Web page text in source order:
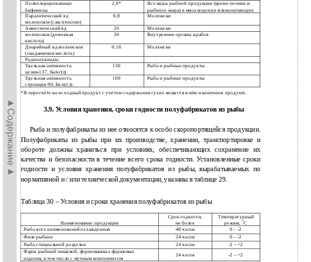
►Содержание►
Полихлорированные
2,0*
Все виды рыбной продукции (кроме печени и
бифенилы
рыбного жира) и мяса морских млекопитающих
Паралитический яд 0,8
Моллюски
моллюсков (сакситоксин)
Амнестический яд
20
Моллюски
моллюсков (домоевая
30
Внутренние органы крабов
кислота)
Диарейный яд моллюсков
0,16
Моллюски
(окадаиковая кислота)
Радионуклиды:
Удельная активность 130
Рыба и рыбные продукты
цезия-137, Бк/кг(л)
Удельная активность 100
Рыба и рыбные продукты
стронция-90, Бк/кг(л)
*В пересчёте на исходный продукт с учётом содержания сухих веществ в нём и конечном продукте.
3.9. Условия хранения, сроки годности полуфабрикатов из рыбы
Рыба и полуфабрикаты из нее относятся к особо скоропортящейся продукции.
Полуфабрикаты из рыбы при их производстве, хранении, транспортировке и
обороте должны храниться при условиях, обеспечивающих сохранение их
качества и безопасности в течение всего срока годности. Установленные сроки
годности и условия хранения полуфабрикатов из рыбы, вырабатываемых по
нормативной и / или технической документации, указаны в таблице 29.
Таблица 30 – Условия и сроки хранения полуфабрикатов из рыбы
Наименование продукции
Срок годности, Температурный
не более режим, ○С
Рыба всех наименований охлажденная
48 часов 0 – -2
Филе рыбное 24 часов 0 – -2
Рыба специальной разделки 24 часов
-2 – +2
Фарш рыбный пищевой, формованные фаршевые
24 часов -2 – +2
изделия, в том числе с мучным компонентом